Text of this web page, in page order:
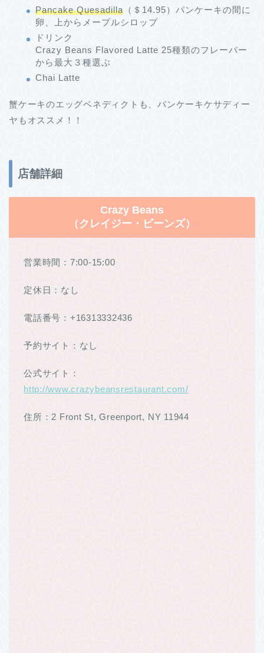
Pancake Quesadilla （＄14.95）パンケーキの間に
卵、上からメープルシロップ
ドリンク
Crazy Beans Flavored Latte 25種類のフレーバー
から最大３種選ぶ
Chai Latte
蟹ケーキのエッグベネディクトも、パンケーキケサディー
ヤもオススメ！！
店舗詳細
Crazy Beans
（クレイジー・ビーンズ）
営業時間：7:00-15:00
定休日：なし
電話番号：+16313332436
予約サイト：なし
公式サイト：
http://www.crazybeansrestaurant.com/
住所：2 Front St, Greenport, NY 11944